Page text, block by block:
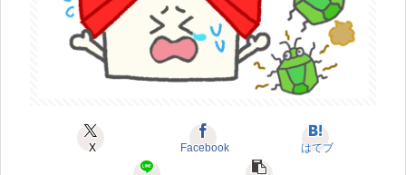
X Facebook はてブ